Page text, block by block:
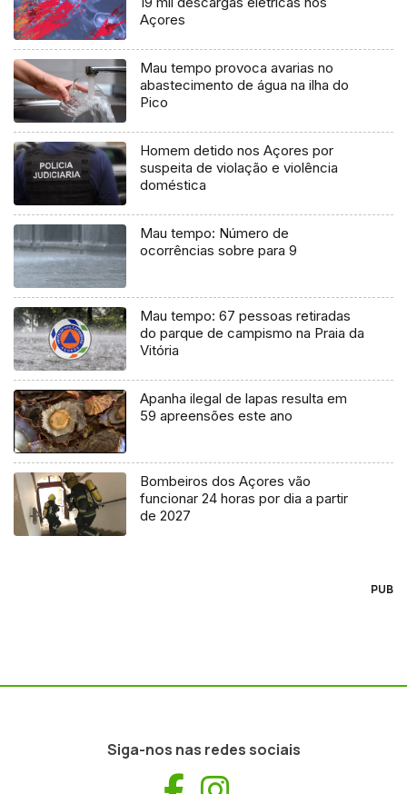
Açores
Mau tempo provoca avarias no
abastecimento de água na ilha do
Pico
Homem detido nos Açores por
suspeita de violação e violência
doméstica
Mau tempo: Número de
ocorrências sobre para 9
Mau tempo: 67 pessoas retiradas
do parque de campismo na Praia da
Vitória
Apanha ilegal de lapas resulta em
59 apreensões este ano
Bombeiros dos Açores vão
funcionar 24 horas por dia a partir
de 2027
PUB
Siga-nos nas redes sociais